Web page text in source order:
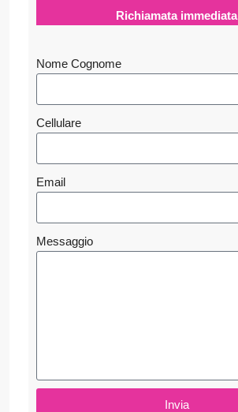
Richiamata immediata
Nome Cognome
Cellulare
Email
Messaggio
Invia